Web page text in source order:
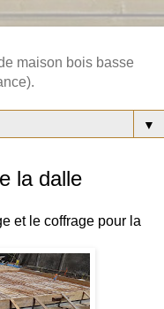
maison bois basse
▼
la dalle
et le coffrage pour la